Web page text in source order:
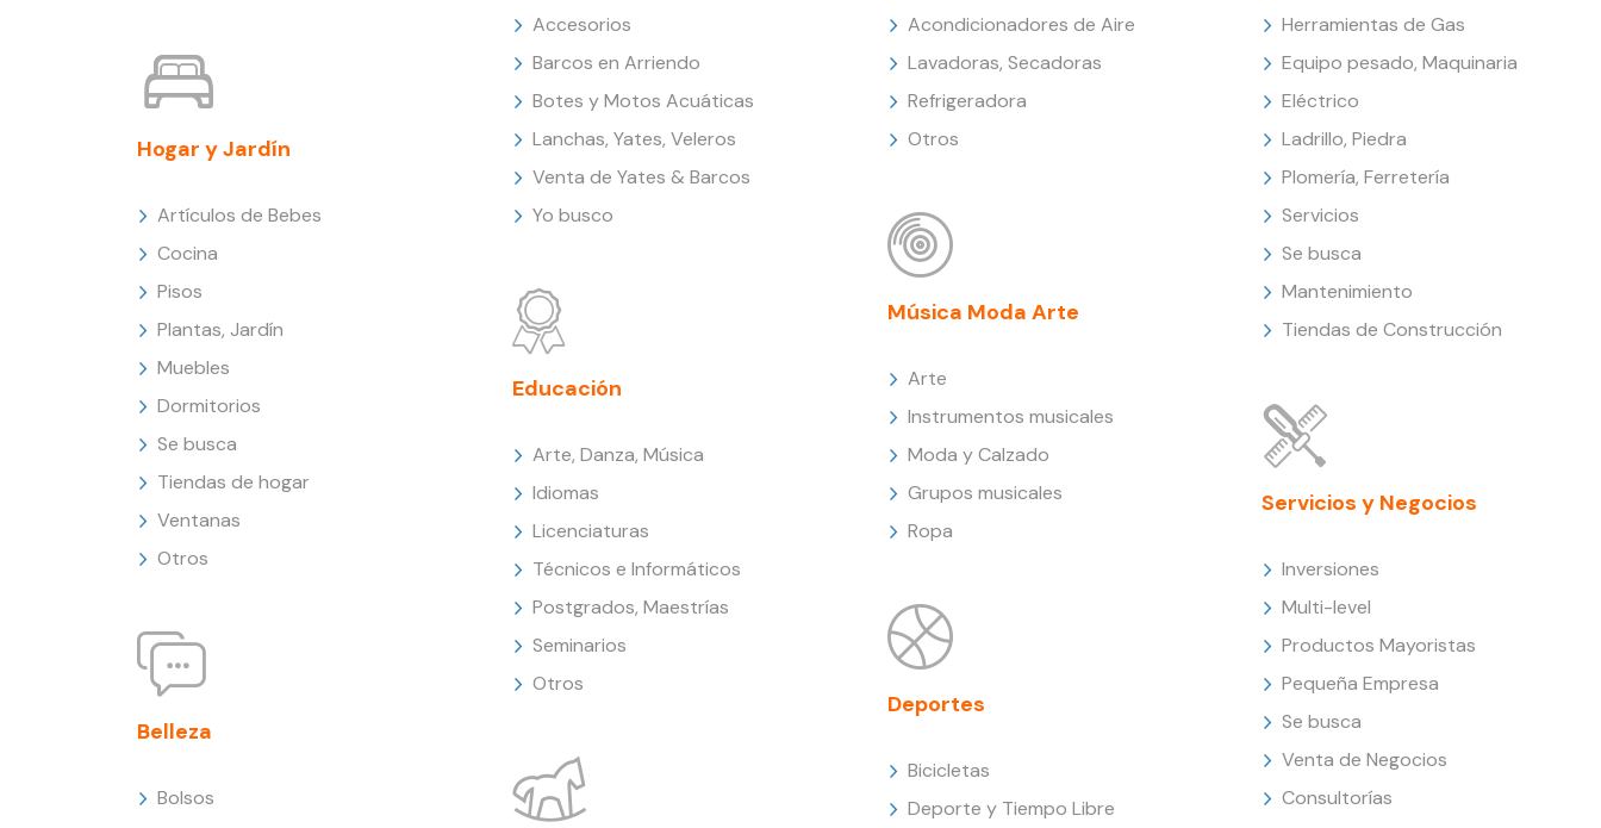
Hogar y Jardín
Artículos de Bebes
Cocina
Pisos
Plantas, Jardín
Muebles
Dormitorios
Se busca
Tiendas de hogar
Ventanas
Otros
Belleza
Bolsos
Accesorios
Barcos en Arriendo
Botes y Motos Acuáticas
Lanchas, Yates, Veleros
Venta de Yates & Barcos
Yo busco
Educación
Arte, Danza, Música
Idiomas
Licenciaturas
Técnicos e Informáticos
Postgrados, Maestrías
Seminarios
Otros
Acondicionadores de Aire
Lavadoras, Secadoras
Refrigeradora
Otros
Música Moda Arte
Arte
Instrumentos musicales
Moda y Calzado
Grupos musicales
Ropa
Deportes
Bicicletas
Deporte y Tiempo Libre
Herramientas de Gas
Equipo pesado, Maquinaria
Eléctrico
Ladrillo, Piedra
Plomería, Ferretería
Servicios
Se busca
Mantenimiento
Tiendas de Construcción
Servicios y Negocios
Inversiones
Multi-level
Productos Mayoristas
Pequeña Empresa
Se busca
Venta de Negocios
Consultorías